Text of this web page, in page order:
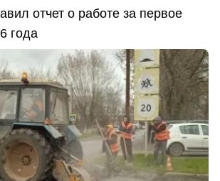
отчет о работе за первое
года